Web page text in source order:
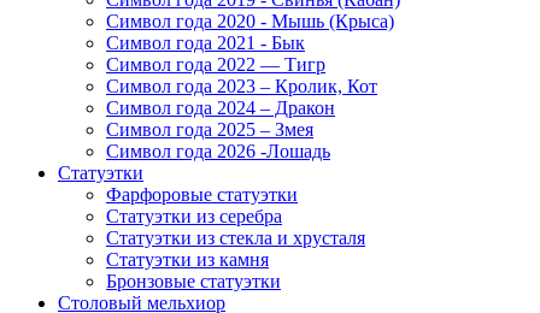
Символ года 2020 - Мышь (Крыса)
Символ года 2021 - Бык
Символ года 2022 — Тигр
Символ года 2023 – Кролик, Кот
Символ года 2024 – Дракон
Символ года 2025 – Змея
Символ года 2026 -Лошадь
Статуэтки
Фарфоровые статуэтки
Статуэтки из серебра
Статуэтки из стекла и хрусталя
Статуэтки из камня
Бронзовые статуэтки
Столовый мельхиор